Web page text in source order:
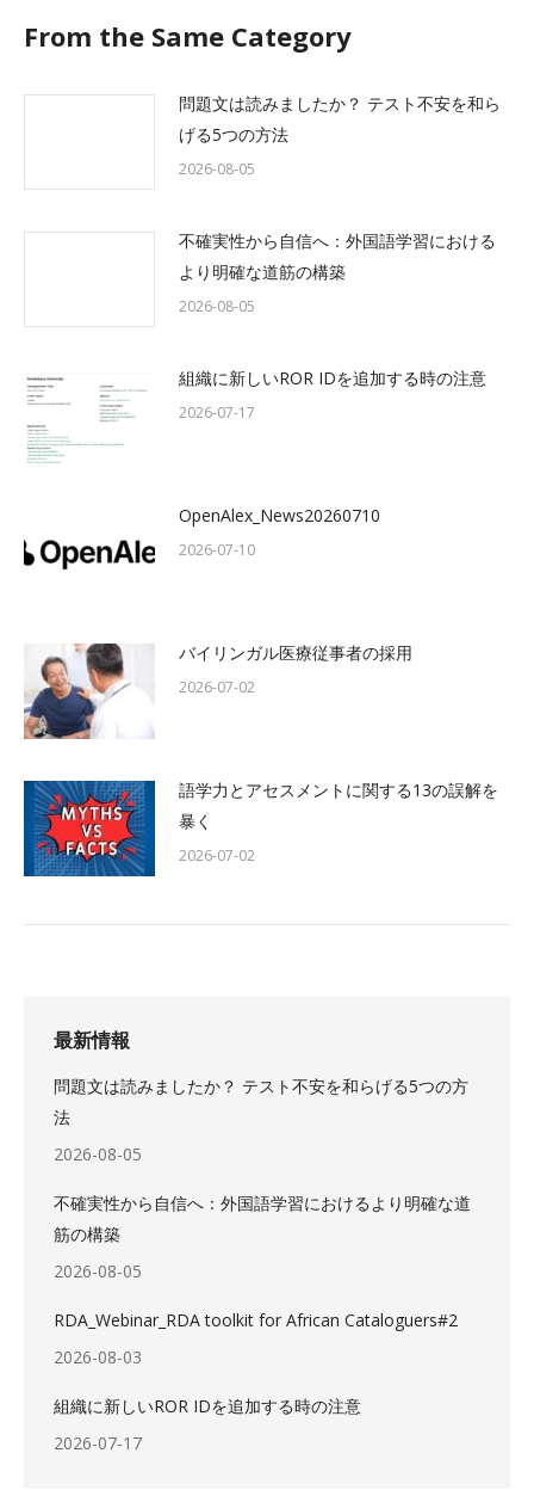
From the Same Category
問題文は読みましたか？ テスト不安を和ら
げる5つの方法
2026-08-05
不確実性から自信へ：外国語学習における
より明確な道筋の構築
2026-08-05
組織に新しいROR IDを追加する時の注意
2026-07-17
OpenAlex_News20260710
2026-07-10
バイリンガル医療従事者の採用
2026-07-02
語学力とアセスメントに関する13の誤解を
暴く
2026-07-02
最新情報
問題文は読みましたか？ テスト不安を和らげる5つの方
法
2026-08-05
不確実性から自信へ：外国語学習におけるより明確な道
筋の構築
2026-08-05
RDA_Webinar_RDA toolkit for African Cataloguers#2
2026-08-03
組織に新しいROR IDを追加する時の注意
2026-07-17